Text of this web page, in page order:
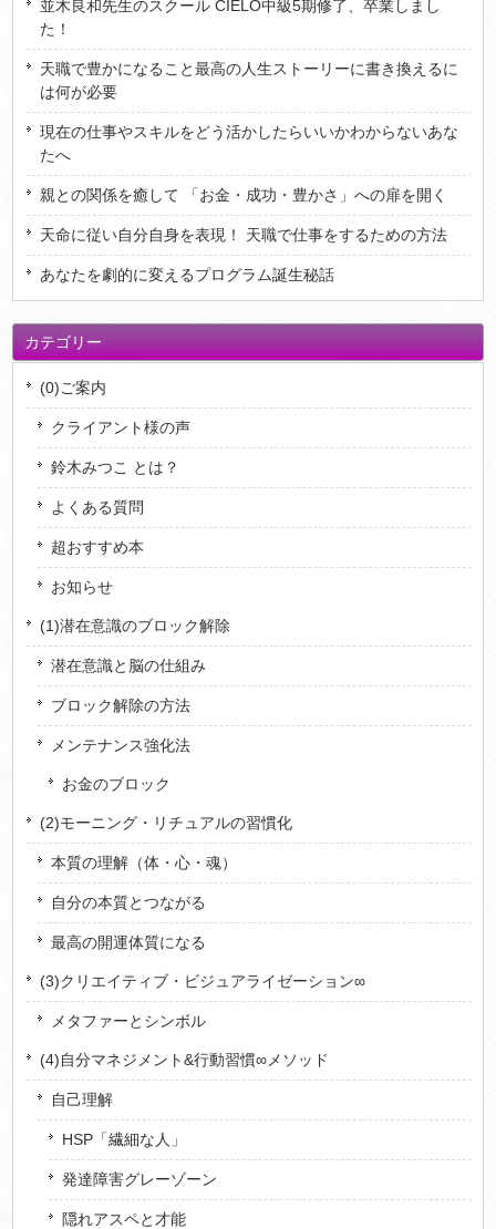
並木良和先生のスクール CIELO中級5期修了、卒業しまし
た！
天職で豊かになること最高の人生ストーリーに書き換えるに
は何が必要
現在の仕事やスキルをどう活かしたらいいかわからないあな
たへ
親との関係を癒して 「お金・成功・豊かさ」への扉を開く
天命に従い自分自身を表現！ 天職で仕事をするための方法
あなたを劇的に変えるプログラム誕生秘話
カテゴリー
(0)ご案内
クライアント様の声
鈴木みつこ とは？
よくある質問
超おすすめ本
お知らせ
(1)潜在意識のブロック解除
潜在意識と脳の仕組み
ブロック解除の方法
メンテナンス強化法
お金のブロック
(2)モーニング・リチュアルの習慣化
本質の理解（体・心・魂）
自分の本質とつながる
最高の開運体質になる
(3)クリエイティブ・ビジュアライゼーション∞
メタファーとシンボル
(4)自分マネジメント&行動習慣∞メソッド
自己理解
HSP「繊細な人」
発達障害グレーゾーン
隠れアスペと才能